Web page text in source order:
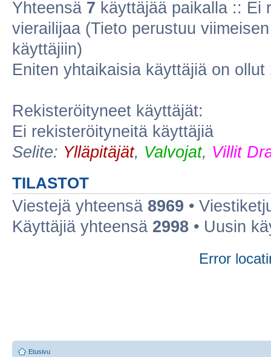
Yhteensä 7 käyttäjää paikalla :: Ei
vierailijaa (Tieto perustuu
käyttäjiin)
Eniten yhtaikaisia käyttäjiä on ollut
Rekisteröityneet käyttäjät:
Ei rekisteröityneitä käyttäjiä
Selite: Ylläpitäjät, Valvojat, Villit
TILASTOT
Viestejä yhteensä 8969 •
Käyttäjiä yhteensä 2998 • Uusin
Error
Etusivu